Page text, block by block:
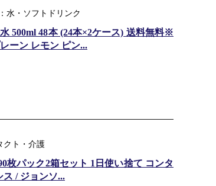
水・ソフトドリンク
500ml 48本 (24本×2ケース) 送料無料※
ーン レモン ピン...
クト・介護
枚パック2箱セット 1日使い捨て コンタ
/ ジョンソ...